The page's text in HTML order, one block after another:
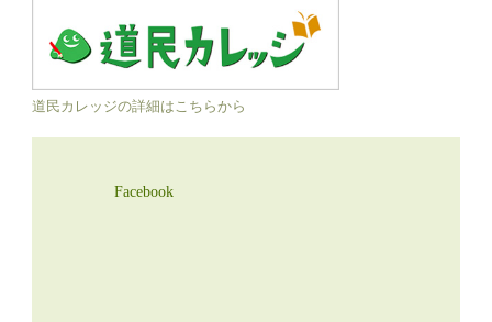
道民カレッジの詳細はこちらから
Facebook